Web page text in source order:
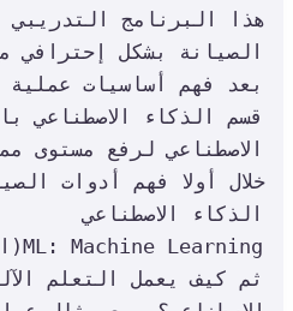
الذكاء الاصطناعي